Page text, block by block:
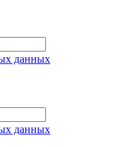
данных
данных